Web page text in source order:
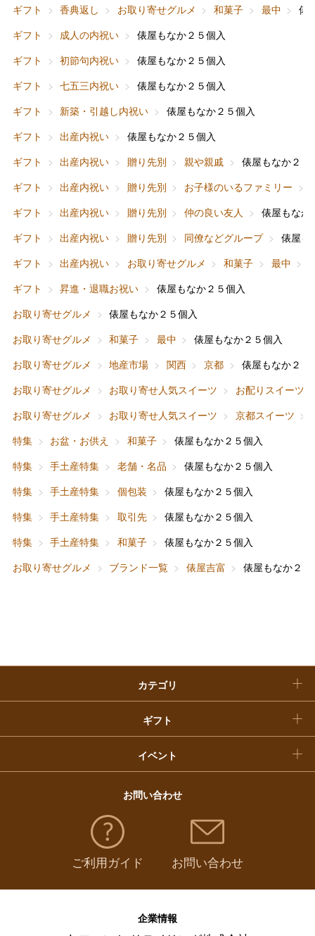
ギフト
香典返し お取り寄せグルメ 和菓子 最中
俵
ギフト
成人の内祝い
俵屋もなか２５個入
ギフト
初節句内祝い
俵屋もなか２５個入
ギフト
七五三内祝い
俵屋もなか２５個入
ギフト
新築・引越し内祝い
俵屋もなか２５個入
ギフト
出産内祝い
俵屋もなか２５個入
ギフト
出産内祝い 贈り先別 親や親戚
俵屋もなか２５
ギフト
出産内祝い 贈り先別 お子様のいるファミリー
ギフト
出産内祝い 贈り先別 仲の良い友人
俵屋もなか
ギフト
出産内祝い 贈り先別 同僚などグループ
俵屋も
ギフト
出産内祝い お取り寄せグルメ 和菓子 最中
ギフト
昇進・退職お祝い
俵屋もなか２５個入
お取り寄せグルメ
俵屋もなか２５個入
お取り寄せグルメ
和菓子 最中
俵屋もなか２５個入
お取り寄せグルメ
地産市場 関西 京都
俵屋もなか２５
お取り寄せグルメ
お取り寄せ人気スイーツ
お配りスイーツ
お取り寄せグルメ
お取り寄せ人気スイーツ 京都スイーツ
特集
お盆・お供え 和菓子
俵屋もなか２５個入
特集
手土産特集 老舗・名品
俵屋もなか２５個入
特集
手土産特集 個包装
俵屋もなか２５個入
特集
手土産特集 取引先
俵屋もなか２５個入
特集
手土産特集 和菓子
俵屋もなか２５個入
お取り寄せグルメ
ブランド一覧 俵屋吉富 俵屋もなか２
カテゴリ
フード＆スイーツ
ファッション
ホーム＆インテリア
ベビー＆キッズ
ギフト
出産内祝い
結婚内祝い
お香典返し
快気祝い
イベント
バレンタインチョコレート
ホワイトデー
母の日
父の日
お中元
敬老の日
福袋
お問い合わせ
ご利用ガイド お問い合わせ
企業情報